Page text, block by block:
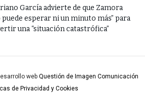
García advierte de que Zamora
puede esperar ni un minuto más” para
una “situación catastrófica”
web Questión de Imagen Comunicación
de Privacidad y Cookies